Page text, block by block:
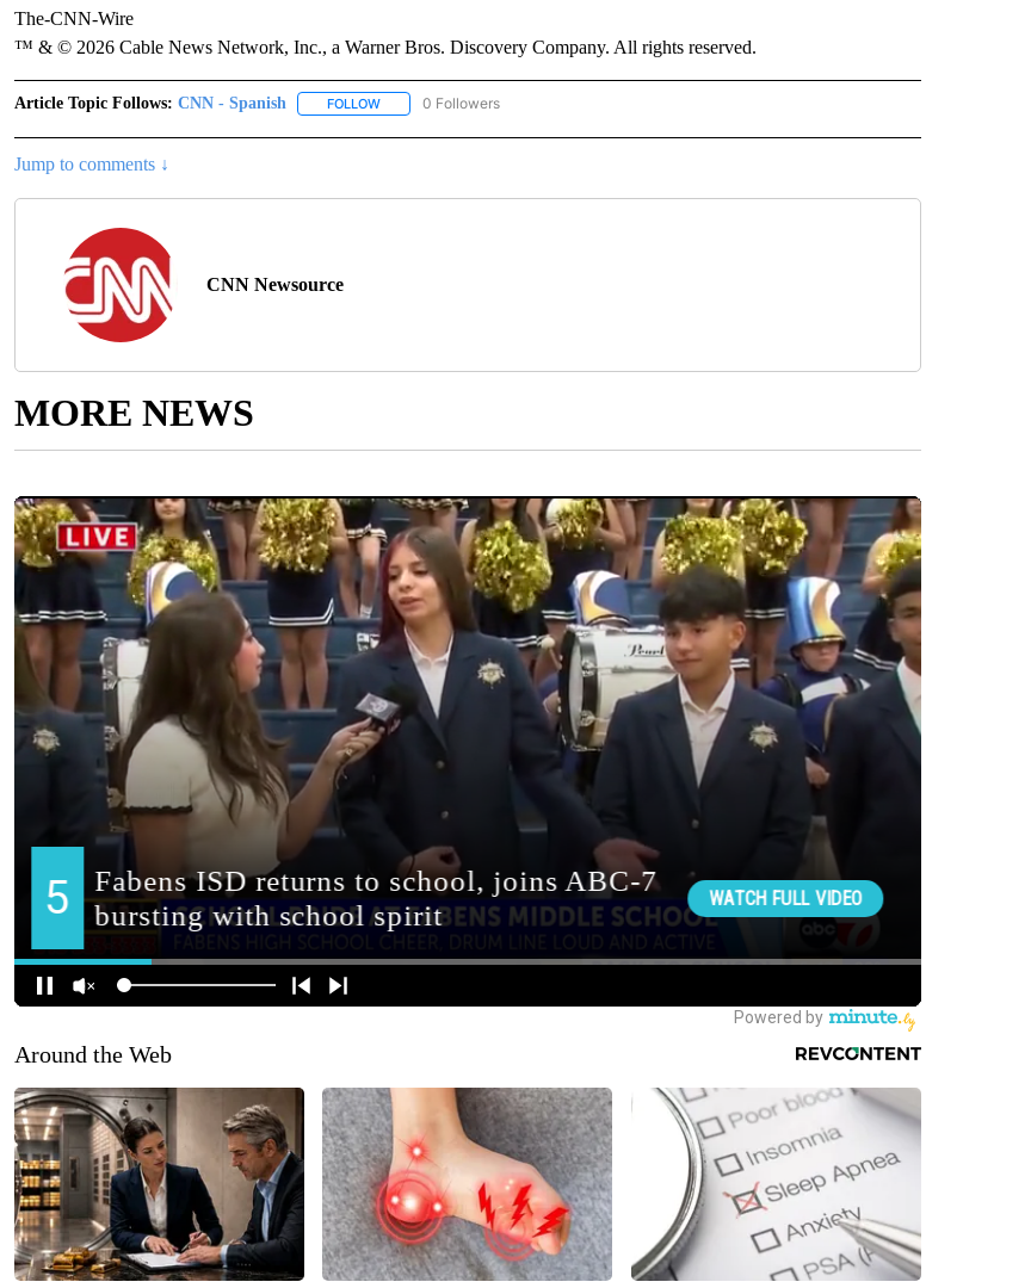
The-CNN-Wire
™ & © 2026 Cable News Network, Inc., a Warner Bros. Discovery Company. All rights reserved.
Article Topic Follows: CNN - Spanish FOLLOWFOLLOW "CNN - SPANISH" TO RECEIVE NOTIFICATIONS ABOUT NEW PAGES ON "CNN - SPANISH".
0 Followers
Jump to comments ↓
CNN Newsource
MORE NEWS
Around the Web